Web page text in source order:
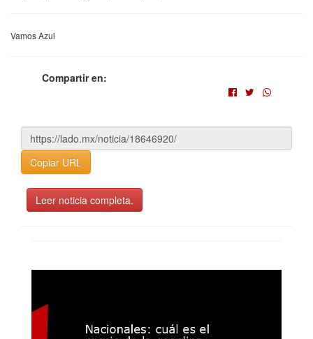
Vamos Azul
Compartir en:
Copiar URL
Leer noticia completa.